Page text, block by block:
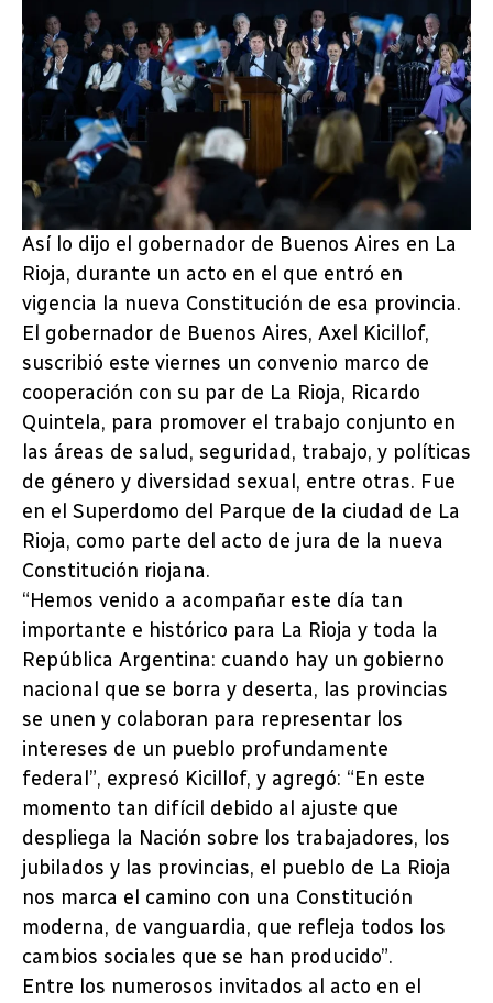
Así lo dijo el gobernador de Buenos Aires en La
Rioja, durante un acto en el que entró en
vigencia la nueva Constitución de esa provincia.
El gobernador de Buenos Aires, Axel Kicillof,
suscribió este viernes un convenio marco de
cooperación con su par de La Rioja, Ricardo
Quintela, para promover el trabajo conjunto en
las áreas de salud, seguridad, trabajo, y políticas
de género y diversidad sexual, entre otras. Fue
en el Superdomo del Parque de la ciudad de La
Rioja, como parte del acto de jura de la nueva
Constitución riojana.
“Hemos venido a acompañar este día tan
importante e histórico para La Rioja y toda la
República Argentina: cuando hay un gobierno
nacional que se borra y deserta, las provincias
se unen y colaboran para representar los
intereses de un pueblo profundamente
federal”, expresó Kicillof, y agregó: “En este
momento tan difícil debido al ajuste que
despliega la Nación sobre los trabajadores, los
jubilados y las provincias, el pueblo de La Rioja
nos marca el camino con una Constitución
moderna, de vanguardia, que refleja todos los
cambios sociales que se han producido”.
Entre los numerosos invitados al acto en el